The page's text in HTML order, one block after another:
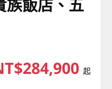
族飯店、五
起